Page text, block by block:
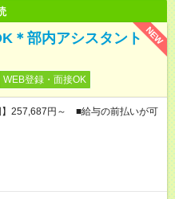
NEW
＊部内アシスタント
WEB登録・面接OK
257,687円～ ■給与の前払いが可